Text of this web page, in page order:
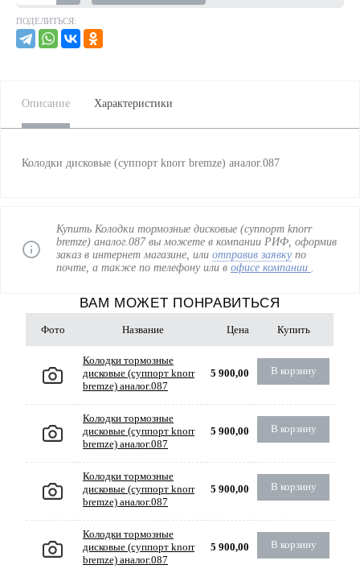
ПОДЕЛИТЬСЯ:
Описание Характеристики
Колодки дисковые (суппорт knorr bremze) аналог.087
Купить Колодки тормозные дисковые (суппорт knorr
bremze) аналог.087 вы можете в компании РИФ, оформив
заказ в интернет магазине, или отправив заявку по
почте, а также по телефону или в офисе компании .
ВАМ МОЖЕТ ПОНРАВИТЬСЯ
Фото Название Цена Купить
Колодки тормозные
дисковые (суппорт knorr
bremze) аналог.087
5 900,00 В корзину
Колодки тормозные
дисковые (суппорт knorr
bremze) аналог.087
5 900,00 В корзину
Колодки тормозные
дисковые (суппорт knorr
bremze) аналог.087
5 900,00 В корзину
Колодки тормозные
дисковые (суппорт knorr
bremze) аналог.087
5 900,00 В корзину